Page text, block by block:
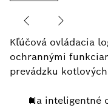
Kľúčová ovládacia
ochrannými
prevádzku
Na inteligentné